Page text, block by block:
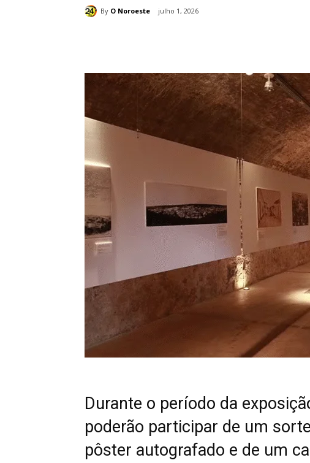
By O Noroeste julho 1, 2026
Durante o período da
poderão participar de um
pôster autografado e de um